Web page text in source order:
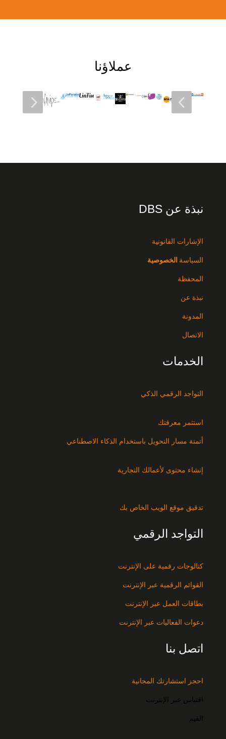
عملاؤنا
4
5
نبذة عن DBS
الإشارات القانونية
السياسة الخصوصية
المحفظة
نبذة عن
المدونة
الاتصال
الخدمات
التواجد الرقمي الذكي
استثمر معرفتك
أتمتة مسار التحويل باستخدام الذكاء الاصطناعي
إنشاء محتوى لأعمالك التجارية
تدقيق موقع الويب الخاص بك
التواجد الرقمي
كتالوجات رقمية على الإنترنت
القوائم الرقمية عبر الإنترنت
بطاقات العمل عبر الإنترنت
دعوات الفعاليات عبر الإنترنت
اتصل بنا
احجز استشارتك المجانية
اقتباس عبر الإنترنت
القيم